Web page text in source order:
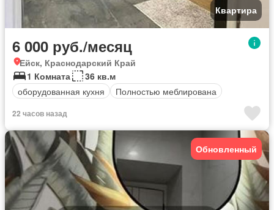
Квартира
6 000 руб./месяц
Ейск, Краснодарский Край
1 Комната
36 кв.м
оборудованная кухня
Полностью меблирована
22 часов назад
Обновленный